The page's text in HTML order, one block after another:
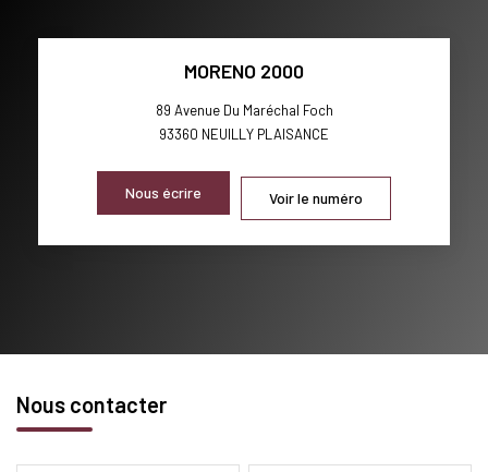
MORENO 2000
89 Avenue Du Maréchal Foch
93360 NEUILLY PLAISANCE
Nous écrire Voir le numéro
Nous contacter